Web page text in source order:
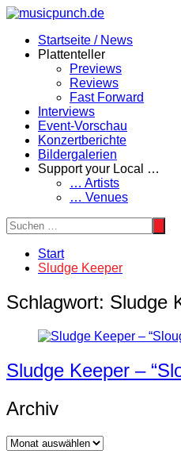
Zum
springenStartseite / News
Plattenteller
Previews
Reviews
Fast Forward
Interviews
Event-Vorschau
Konzertberichte
Bildergalerien
Support your Local …
… Artists
… Venues
Start
Sludge Keeper
Schlagwort: Sludge
Sludge Keeper –
Archiv
Archiv